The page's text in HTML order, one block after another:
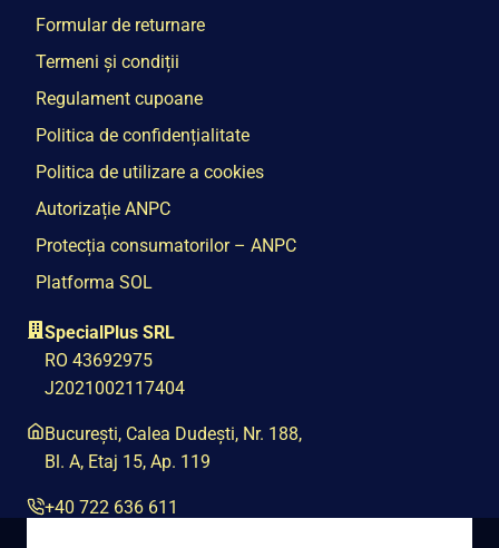
Formular de returnare
Termeni și condiții
Regulament cupoane
Politica de confidențialitate
Politica de utilizare a cookies
Autorizație ANPC
Protecția consumatorilor – ANPC
Platforma SOL
SpecialPlus SRL
RO 43692975
J2021002117404
București, Calea Dudești, Nr. 188,
Bl. A, Etaj 15, Ap. 119
+40 722 636 611